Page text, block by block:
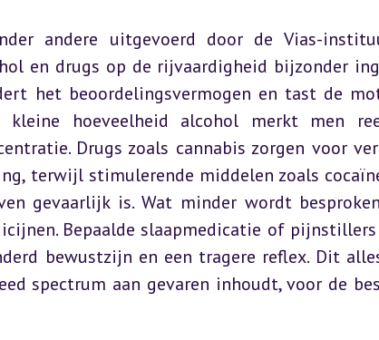
andere uitgevoerd door de Vias-
en drugs op de rijvaardigheid bijzonder
het beoordelingsvermogen en tast de
hoeveelheid alcohol merkt men
Drugs zoals cannabis zorgen voor
terwijl stimulerende middelen zoals
gevaarlijk is. Wat minder wordt
Bepaalde slaapmedicatie of
bewustzijn en een tragere reflex. Dit
spectrum aan gevaren inhoudt, voor de